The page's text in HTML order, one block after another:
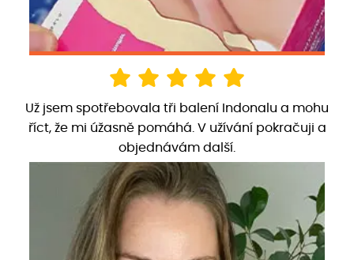
Už jsem spotřebovala tři balení Indonalu a mohu
říct, že mi úžasně pomáhá. V užívání pokračuji a
objednávám další.